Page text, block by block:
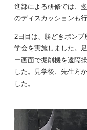
進部による研修では、
のディスカッションも行
2日目は、勝どきポンプ
学会を実施しました。
ー画面で掘削機を遠隔
した。見学後、先生方
した。